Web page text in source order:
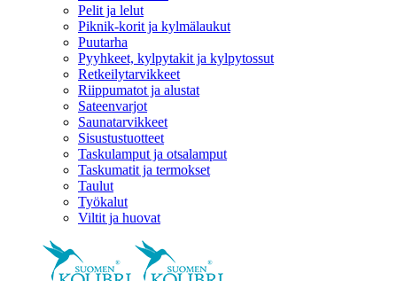
Pelit ja lelut
Piknik-korit ja kylmälaukut
Puutarha
Pyyhkeet, kylpytakit ja kylpytossut
Retkeilytarvikkeet
Riippumatot ja alustat
Sateenvarjot
Saunatarvikkeet
Sisustustuotteet
Taskulamput ja otsalamput
Taskumatit ja termokset
Taulut
Työkalut
Viltit ja huovat